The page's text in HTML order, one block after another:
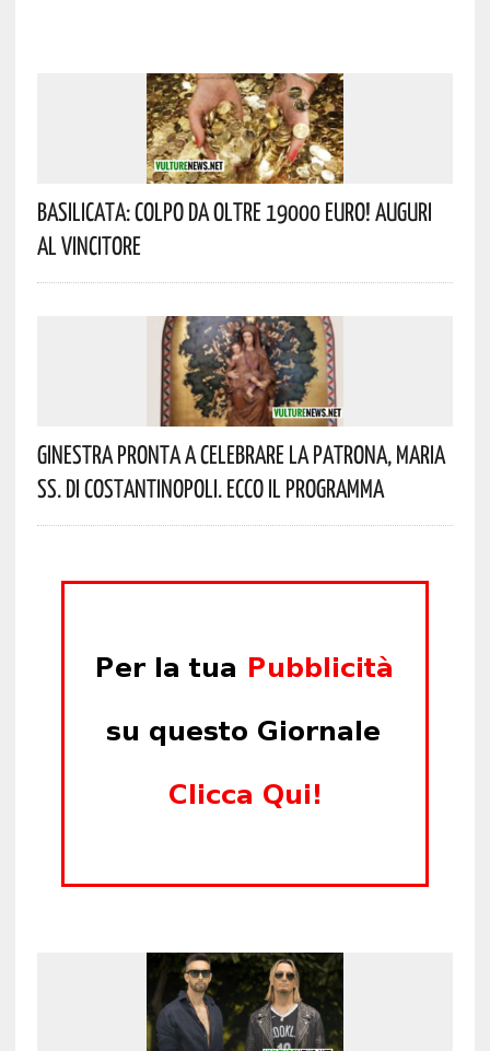
Basilicata: Colpo Da Oltre 19000 Euro! Auguri
Al Vincitore
Ginestra Pronta A Celebrare La Patrona, Maria
SS. Di Costantinopoli. Ecco Il Programma